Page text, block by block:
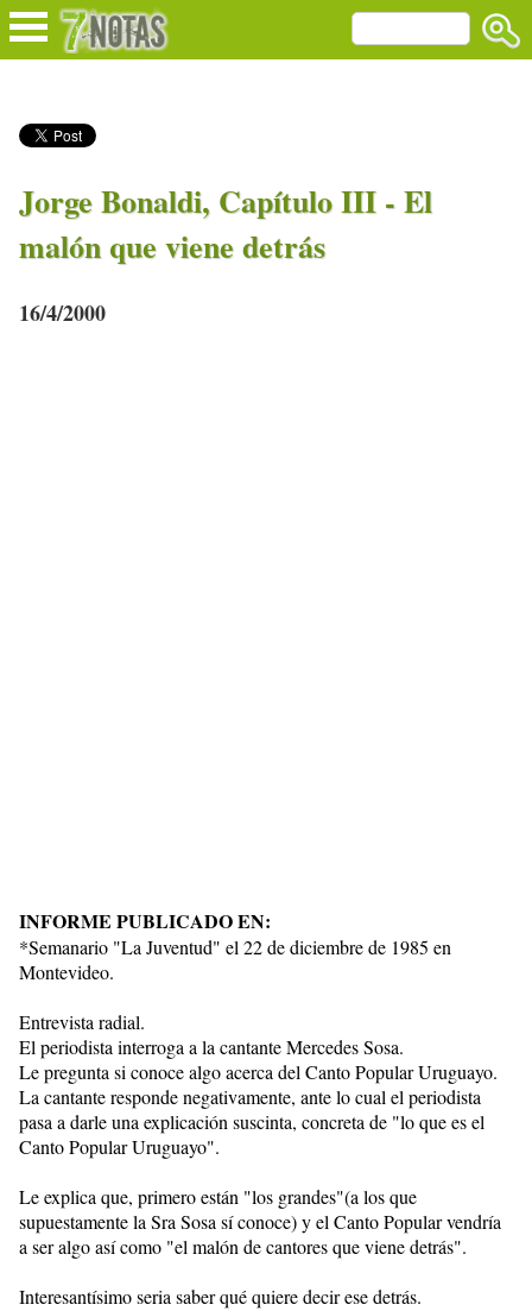
Jorge Bonaldi, Capítulo III - El
malón que viene detrás
16/4/2000
INFORME PUBLICADO EN:
*Semanario "La Juventud" el 22 de diciembre de 1985 en
Montevideo.
Entrevista radial.
El periodista interroga a la cantante Mercedes Sosa.
Le pregunta si conoce algo acerca del Canto Popular Uruguayo.
La cantante responde negativamente, ante lo cual el periodista
pasa a darle una explicación suscinta, concreta de "lo que es el
Canto Popular Uruguayo".
Le explica que, primero están "los grandes"(a los que
supuestamente la Sra Sosa sí conoce) y el Canto Popular vendría
a ser algo así como "el malón de cantores que viene detrás".
Interesantísimo seria saber qué quiere decir ese detrás.